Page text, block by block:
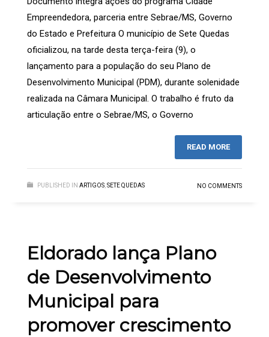
Empreendedora, parceria entre Sebrae/MS, Governo
do Estado e Prefeitura O município de Sete Quedas
oficializou, na tarde desta terça-feira (9), o
lançamento para a população do seu Plano de
Desenvolvimento Municipal (PDM), durante solenidade
realizada na Câmara Municipal. O trabalho é fruto da
articulação entre o Sebrae/MS, o Governo
READ MORE
PUBLISHED IN ARTIGOS SETE QUEDAS NO COMMENTS
Eldorado lança Plano
de Desenvolvimento
Municipal para
promover crescimento